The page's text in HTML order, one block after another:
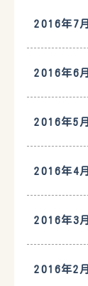
2016年7月
2016年6月
2016年5月
2016年4月
2016年3月
2016年2月